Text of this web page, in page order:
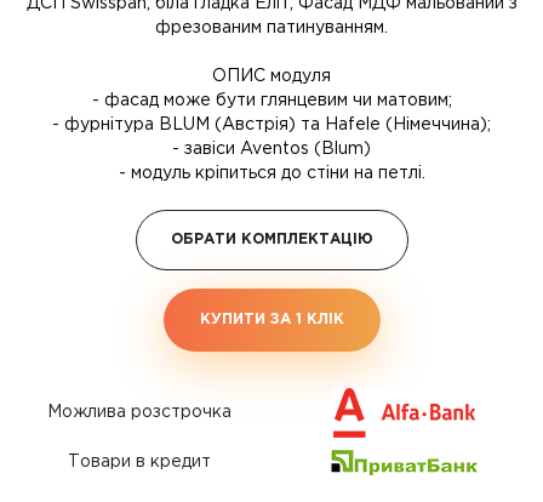
ДСП Swisspan, біла гладка Еліт; Фасад МДФ мальований з
фрезованим патинуванням.
ОПИС модуля
- фасад може бути глянцевим чи матовим;
- фурнітура BLUM (Австрія) та Hafele (Німеччина);
- завіси Aventos (Blum)
- модуль кріпиться до стіни на петлі.
ОБРАТИ КОМПЛЕКТАЦІЮ
КУПИТИ ЗА 1 КЛIК
Можлива розстрочка
Товари в кредит